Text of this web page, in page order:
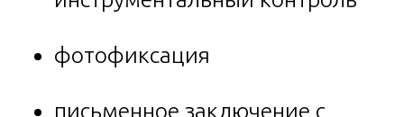
фотофиксация
письменное заключение с